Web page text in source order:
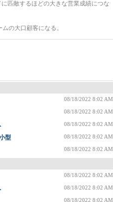
匹敵するほどの大きな営業成績につな
の大口顧客になる。
08/18/2022 8:02 AM
08/18/2022 8:02 AM
08/18/2022 8:02 AM
08/18/2022 8:02 AM
型
08/18/2022 8:02 AM
08/18/2022 8:02 AM
08/18/2022 8:02 AM
08/18/2022 8:02 AM